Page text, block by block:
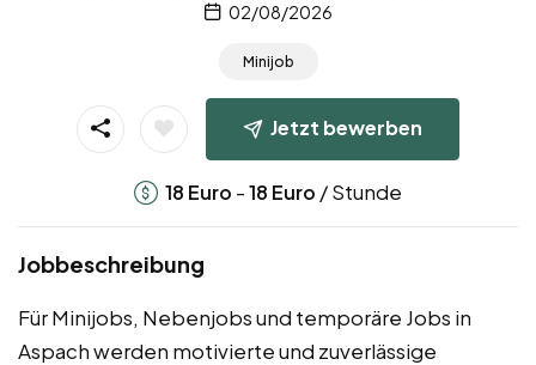
02/08/2026
Minijob
Jetzt bewerben
18 Euro -18 Euro / Stunde
Jobbeschreibung
Für Minijobs, Nebenjobs und temporäre Jobs in
Aspach werden motivierte und zuverlässige